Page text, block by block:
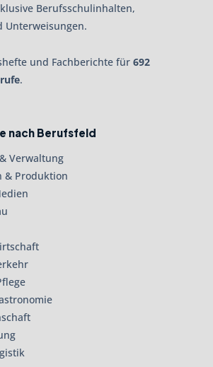
Berufsschulinhalten,
Unterweisungen.
und Fachberichte für 692
.
nach Berufsfeld
Verwaltung
& Produktion